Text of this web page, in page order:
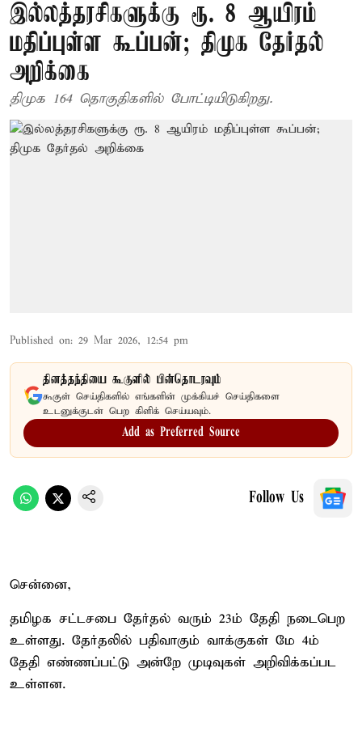
இல்லத்தரசிகளுக்கு ரூ. 8 ஆயிரம்
மதிப்புள்ள கூப்பன்; திமுக தேர்தல்
அறிக்கை
திமுக 164 தொகுதிகளில் போட்டியிடுகிறது.
Published on: 29 Mar 2026, 12:54 pm
தினத்தந்தியை கூகுளில் பின்தொடரவும்
கூகுள் செய்திகளில் எங்களின் முக்கியச் செய்திகளை
உடனுக்குடன் பெற கிளிக் செய்யவும்.
Add as Preferred Source
Follow Us
சென்னை,
தமிழக சட்டசபை தேர்தல் வரும் 23ம் தேதி நடைபெற
உள்ளது. தேர்தலில் பதிவாகும் வாக்குகள் மே 4ம்
தேதி எண்ணப்பட்டு அன்றே முடிவுகள் அறிவிக்கப்பட
உள்ளன.